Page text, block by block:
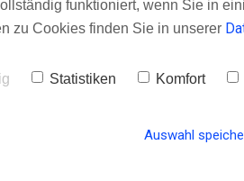
ich ein großer Fan der 72-
funktioniert, wenn Sie in
zu Cookies finden Sie in unserer
Statistiken Komfort
Auswahl